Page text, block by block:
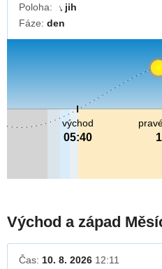
Poloha:
↓ jih
Fáze: den
východ
05:40
Východ a západ
Čas: 10. 8. 2026 12:11